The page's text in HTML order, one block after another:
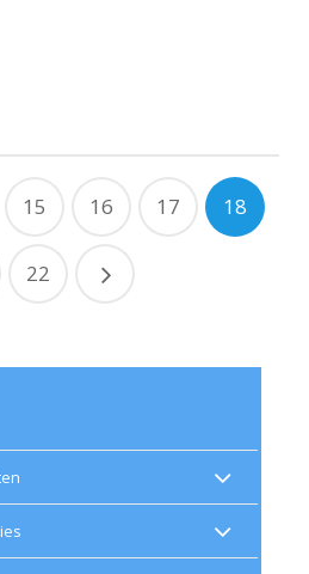
15 16 17 18
22